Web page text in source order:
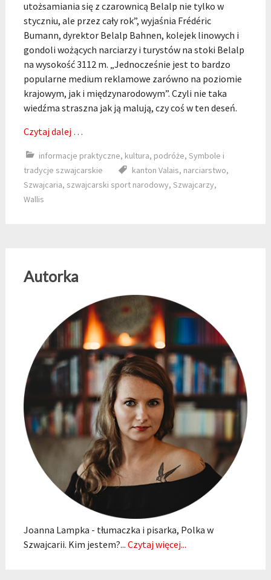
utożsamiania się z czarownicą Belalp nie tylko w
styczniu, ale przez cały rok”, wyjaśnia Frédéric
Bumann, dyrektor Belalp Bahnen, kolejek linowych i
gondoli wożących narciarzy i turystów na stoki Belalp
na wysokość 3112 m. „Jednocześnie jest to bardzo
popularne medium reklamowe zarówno na poziomie
krajowym, jak i międzynarodowym”. Czyli nie taka
wiedźma straszna jak ją malują, czy coś w ten deseń.
Czytaj dalej …
informacje praktyczne, kultura, podróże, Symbole i
tradycje szwajcarskie
kanton Valais, narciarstwo,
Szwajcaria, szwajcarski sport narodowy, Szwajcarzy,
Wallis
Autorka
Joanna Lampka - tłumaczka i pisarka, Polka w
Szwajcarii. Kim jestem?... Czytaj więcej...